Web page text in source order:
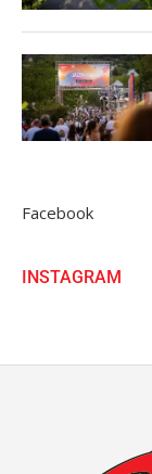
Facebook
INSTAGRAM